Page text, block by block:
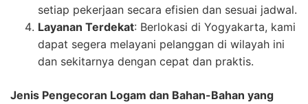
setiap pekerjaan secara efisien dan sesuai jadwal.
Layanan Terdekat: Berlokasi di Yogyakarta, kami
dapat segera melayani pelanggan di wilayah ini
dan sekitarnya dengan cepat dan praktis.
Jenis Pengecoran Logam dan Bahan-Bahan yang